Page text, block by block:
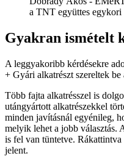
a TNT együttes egykori
Gyakran ismételt
A leggyakoribb kérdésekre
+ Gyári alkatrészt szereltek be
Több fajta alkatrésszel is
utángyártott alkatrészekkel
minden javításnál egyénileg,
melyik lehet a jobb választás.
is fel van tüntetve.
jelent.